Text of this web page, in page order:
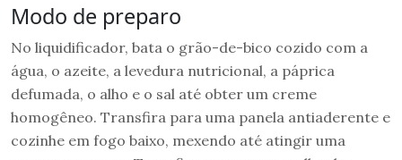
Modo de preparo
No liquidificador, bata o grão-de-bico cozido com a
água, o azeite, a levedura nutricional, a páprica
defumada, o alho e o sal até obter um creme
homogêneo. Transfira para uma panela antiaderente e
cozinhe em fogo baixo, mexendo até atingir uma